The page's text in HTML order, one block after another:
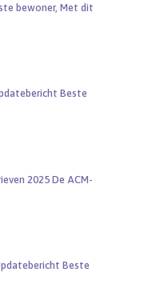
bewoner, Met dit
Beste
2025 De ACM-
Beste